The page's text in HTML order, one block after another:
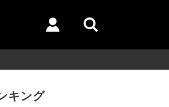
キング